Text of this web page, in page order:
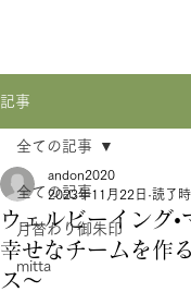
記事
全ての記事
月替わり御朱印
mitta
全ての記事
ウェルビーイング•
幸せなチームを作
ス～
andon2020
2023年11月22日 読了